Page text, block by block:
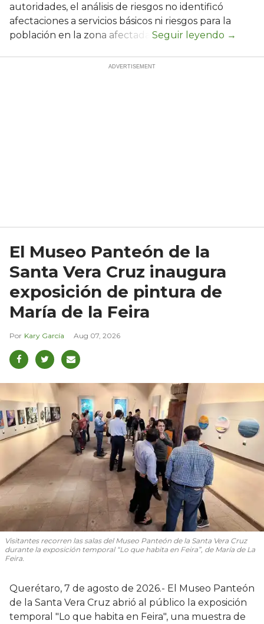
autoridades, el análisis de riesgos no identificó
afectaciones a servicios básicos ni riesgos para la
población en la zona afectada.
El Museo Panteón de la
Santa Vera Cruz inaugura
exposición de pintura de
María de la Feira
Kary García Aug 07, 2026
Visitantes recorren las salas del Museo Panteón de la Santa Vera Cruz
durante la exposición temporal “Lo que habita en Feira”, de María de La
Feira.
Querétaro, 7 de agosto de 2026.- El Museo Panteón
de la Santa Vera Cruz abrió al público la exposición
temporal "Lo que habita en Feira", una muestra de